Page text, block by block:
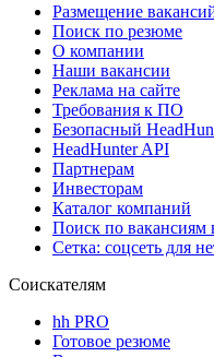
Размещение
Поиск по резюме
О компании
Наши вакансии
Реклама на сайте
Требования к ПО
Безопасный
HeadHunter API
Партнерам
Инвесторам
Каталог компаний
Поиск по
Сетка: соцсеть для
Соискателям
hh PRO
Готовое резюме